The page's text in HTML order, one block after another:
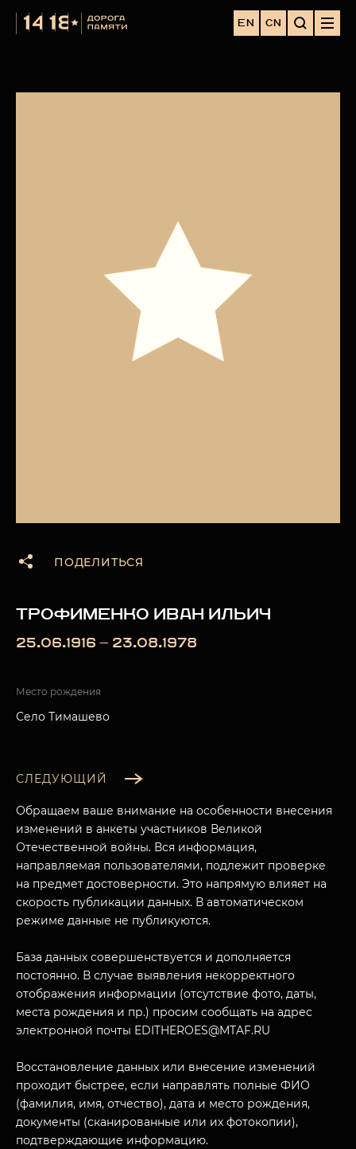
МУЗЕЙНЫЙ КОМПЛЕКС
EN CN
ПОДЕЛИТЬСЯ
ТРОФИМЕНКО ИВАН ИЛЬИЧ
25.06.1916 — 23.08.1978
Место рождения
Село Тимашево
СЛЕДУЮЩИЙ
Обращаем ваше внимание на особенности внесения
изменений в анкеты участников Великой
Отечественной войны. Вся информация,
направляемая пользователями, подлежит проверке
на предмет достоверности. Это напрямую влияет на
скорость публикации данных. В автоматическом
режиме данные не публикуются.
База данных совершенствуется и дополняется
постоянно. В случае выявления некорректного
отображения информации (отсутствие фото, даты,
места рождения и пр.) просим сообщать на адрес
электронной почты EDITHEROES@MTAF.RU
Восстановление данных или внесение изменений
проходит быстрее, если направлять полные ФИО
(фамилия, имя, отчество), дата и место рождения,
документы (сканированные или их фотокопии),
подтверждающие информацию.